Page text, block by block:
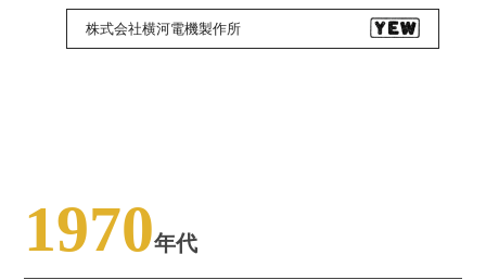
株式会社横河電機製作所
1970年代